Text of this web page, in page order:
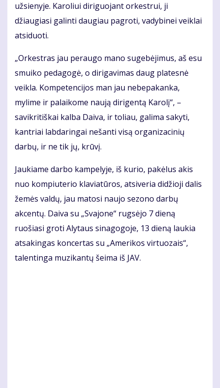
užsienyje. Karoliui diriguojant orkestrui, ji
džiaugiasi galinti daugiau pagroti, vadybinei veiklai
atsiduoti.
„Orkestras jau peraugo mano sugebėjimus, aš esu
smuiko pedagogė, o dirigavimas daug platesnė
veikla. Kompetencijos man jau nebepakanka,
mylime ir palaikome naują dirigentą Karolį“, –
savikritiškai kalba Daiva, ir toliau, galima sakyti,
kantriai labdaringai nešanti visą organizacinių
darbų, ir ne tik jų, krūvį.
Jaukiame darbo kampelyje, iš kurio, pakėlus akis
nuo kompiuterio klaviatūros, atsiveria didžioji dalis
žemės valdų, jau matosi naujo sezono darbų
akcentų. Daiva su „Svajone“ rugsėjo 7 dieną
ruošiasi groti Alytaus sinagogoje, 13 dieną laukia
atsakingas koncertas su „Amerikos virtuozais“,
talentinga muzikantų šeima iš JAV.